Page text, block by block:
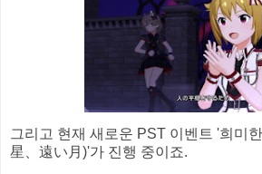
그리고 현재 새로운 PST 이벤트 '희미
星、遠い月)'가 진행 중이죠.